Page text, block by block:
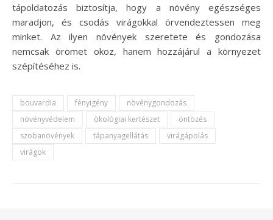
tápoldatozás biztosítja, hogy a növény egészséges
maradjon, és csodás virágokkal örvendeztessen meg
minket. Az ilyen növények szeretete és gondozása
nemcsak örömet okoz, hanem hozzájárul a környezet
szépítéséhez is.
bouvardia fényigény
növénygondozás
növényvédelem
ökológiai kertészet
öntözés
szobanövények
tápanyagellátás
virágápolás
virágok